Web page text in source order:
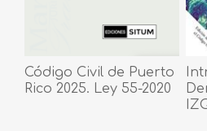
Código Civil de Puerto
Rico 2025. Ley 55-2020